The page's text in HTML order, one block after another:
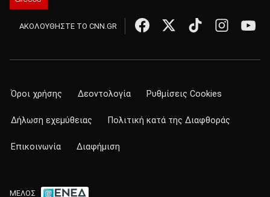
ΑΚΟΛΟΥΘΗΣΤΕ ΤΟ CNN.GR
Όροι χρήσης Δεοντολογία Ρυθμίσεις Cookies
Δήλωση εχεμύθειας Πολιτική κατά της Διαφθοράς
Επικοινωνία Διαφήμιση
ΜΕΛΟΣ